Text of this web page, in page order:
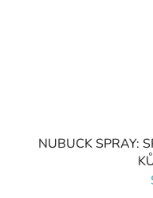
NUBUCK SPRAY: